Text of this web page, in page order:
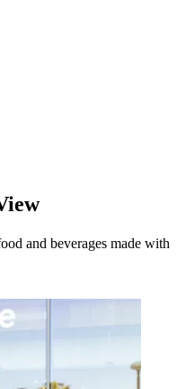
and beverages made with